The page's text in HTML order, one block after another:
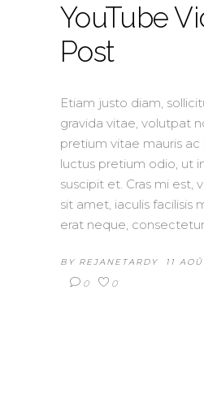
YouTube
Post
Etiam justo diam,
gravida vitae, volutpat
pretium vitae mauris ac
luctus pretium odio, ut
suscipit et. Cras mi est,
sit amet, iaculis facilisis
erat neque, consectetur
BY REJANETARDY 11
0 0